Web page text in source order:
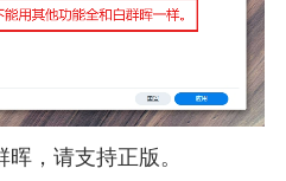
，请支持正版。